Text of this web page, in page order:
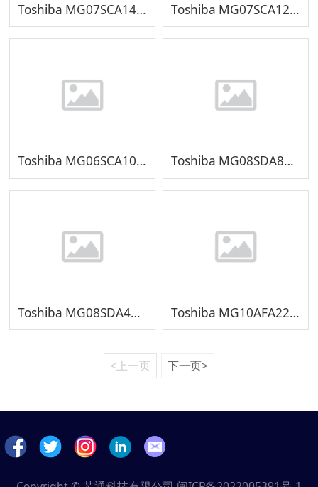
Toshiba MG07SCA14TE 14TB Toshiba MG07SCA12TE 12TB
Toshiba MG06SCA10TE 10TB Toshiba MG08SDA800E 8TB
Toshiba MG08SDA400E 4TB Toshiba MG10AFA22TE 22TB
<上一页 下一页>